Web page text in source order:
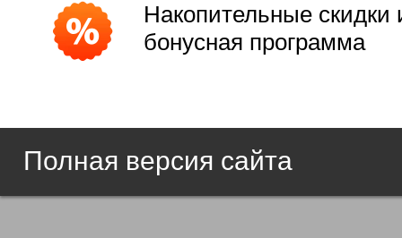
Накопительные скидки
бонусная программа
Полная версия сайта